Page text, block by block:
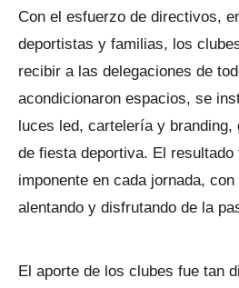
Con el esfuerzo de directivos,
deportistas y familias, los
recibir a las delegaciones de
acondicionaron espacios, se
luces led, cartelería y branding,
de fiesta deportiva. El resultado
imponente en cada jornada,
alentando y disfrutando de la
El aporte de los clubes fue tan